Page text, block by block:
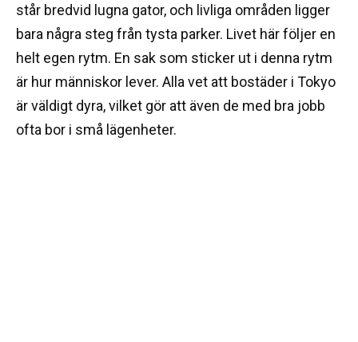
står bredvid lugna gator, och livliga områden ligger
bara några steg från tysta parker. Livet här följer en
helt egen rytm. En sak som sticker ut i denna rytm
är hur människor lever. Alla vet att bostäder i Tokyo
är väldigt dyra, vilket gör att även de med bra jobb
ofta bor i små lägenheter.